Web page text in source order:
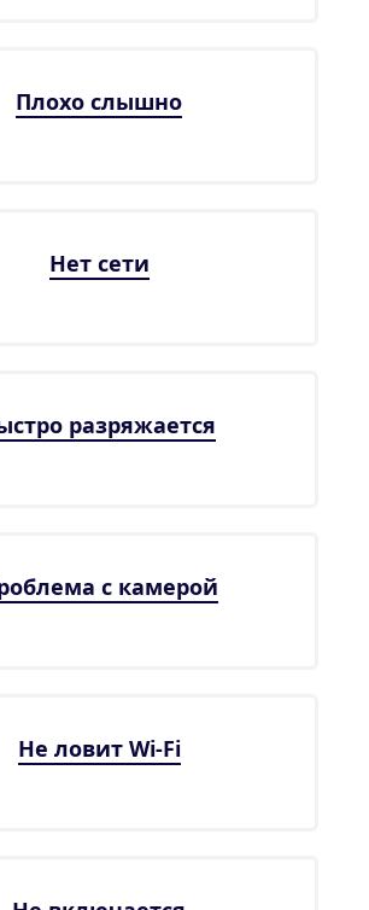
Плохо слышно
Нет сети
разряжается
с камерой
Не ловит Wi-Fi